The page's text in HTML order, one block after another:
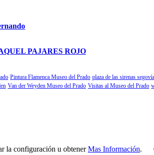
PAJARES ROJO
Pintura Flamenca Museo del Prado plaza de las sirenas segovía
Van der Weyden Museo del Prado Visitas al Museo del Prado
la configuración u obtenerMas Información.